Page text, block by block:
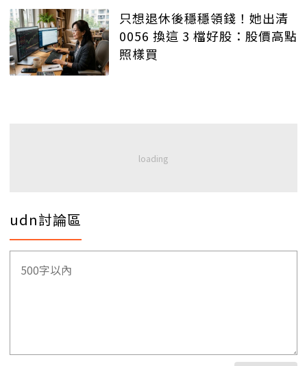
只想退休後穩穩領錢！她出清
0056 換這 3 檔好股：股價高點
照樣買
udn討論區